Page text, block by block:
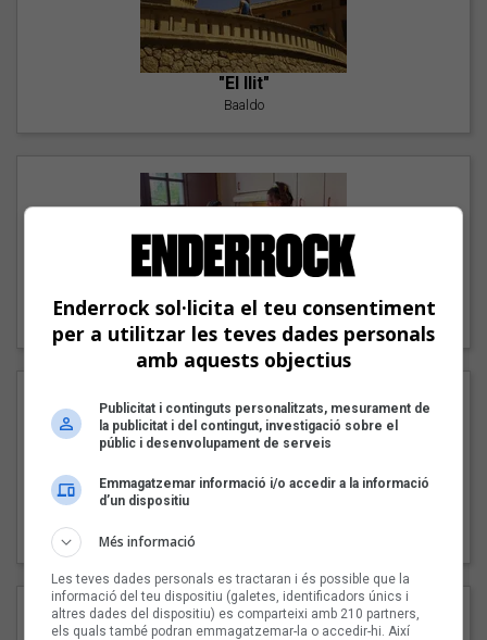
"El llit"
Baaldo
"Lo bueno y lo malo"
Carmen y María
Pep Álvarez amb Joan Muntaner (Xanguito)
Enderrock sol·licita el teu consentiment
per a utilitzar les teves dades personals
amb aquests objectius
Publicitat i continguts personalitzats, mesurament de
la publicitat i del contingut, investigació sobre el
públic i desenvolupament de serveis
Emmagatzemar informació i/o accedir a la informació
d’un dispositiu
Més informació
Les teves dades personals es tractaran i és possible que la
informació del teu dispositiu (galetes, identificadors únics i
altres dades del dispositiu) es comparteixi amb 210 partners,
els quals també podran emmagatzemar-la o accedir-hi. Així